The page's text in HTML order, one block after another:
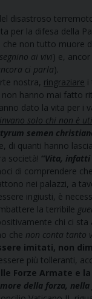
terremoto
la difesa della
non tutto muore
ai vivi) e,
ci parla)
nostra, ringraziare i
hanno mai fatto
dato la vita per
solo chi non è
semen
di quanti hanno
società! “Vita, infatti
di comprendere
nei palazzi, a
ingiusti, è
la terribile
chi ci sta
che non conta tanto
imitati, non
più tolleranti,
Forze Armate e
della forza, nella